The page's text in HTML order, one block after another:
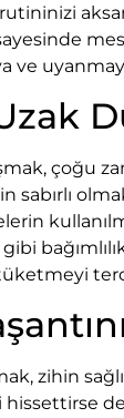
ve
çoğu
zihin
hissettirse